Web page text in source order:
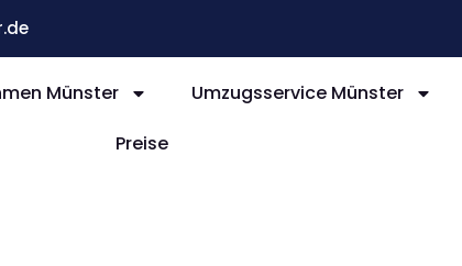
Münster
Umzugsservice Münster
Preise